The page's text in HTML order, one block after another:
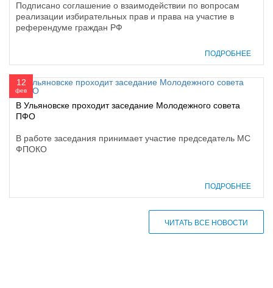
Подписано соглашение о взаимодействии по вопросам
реализации избирательных прав и права на участие в
референдуме граждан РФ
ПОДРОБНЕЕ
12
фев
В Ульяновске проходит заседание Молодежного совета
ПФО
В работе заседания принимает участие председатель МС
ФПОКО
ПОДРОБНЕЕ
ЧИТАТЬ ВСЕ НОВОСТИ